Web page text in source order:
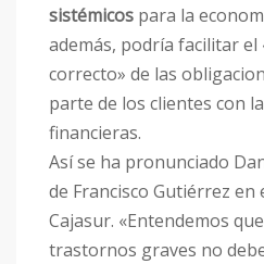
sistémicos para la
además, podría facilitar
correcto» de las
parte de los clientes con
financieras.
Así se ha pronunciado
de Francisco Gutiérrez
Cajasur. «Entendemos
trastornos graves no